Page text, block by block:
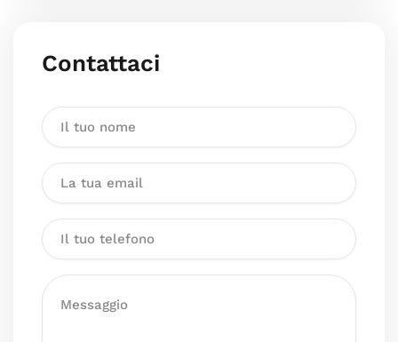
Contattaci